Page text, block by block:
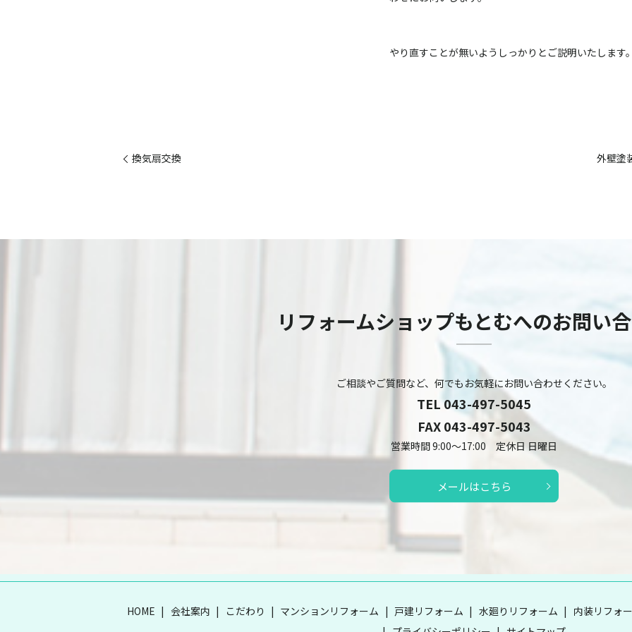
やり直すことが無いようしっかりとご説明いたします
換気扇交換 外壁塗
リフォームショップもとむへのお問い
ご相談やご質問など、何でもお気軽にお問い合わせください。
TEL043-497-5045
FAX 043-497-5043
営業時間 9:00～17:00 定休日 日曜日
メールはこちら
HOME 会社案内 こだわり マンションリフォーム 戸建リフォーム 水廻りリフォーム
内装リフォ